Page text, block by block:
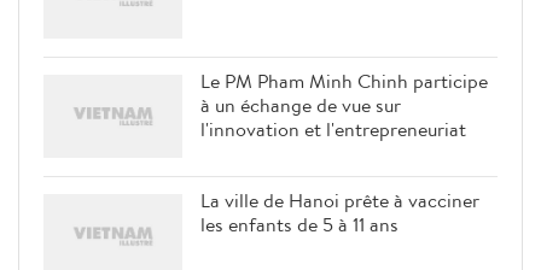
Le PM Pham Minh Chinh participe
à un échange de vue sur
l'innovation et l'entrepreneuriat
La ville de Hanoi prête à vacciner
les enfants de 5 à 11 ans